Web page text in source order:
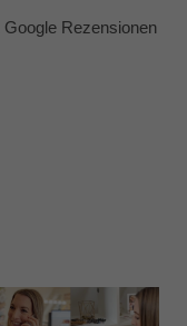
Google Rezensionen